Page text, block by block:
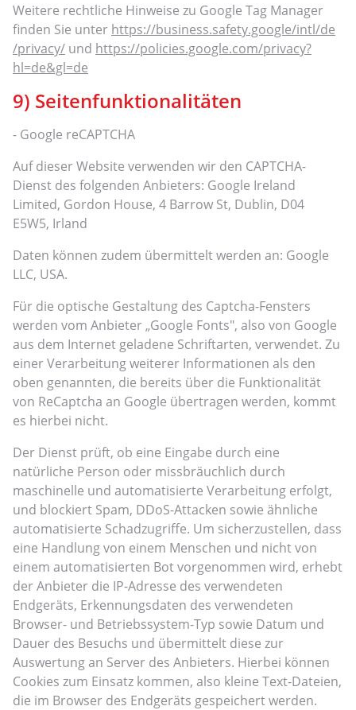
Weitere rechtliche Hinweise zu Google Tag Manager
finden Sie unter https://business.safety.google/intl/de
/privacy/ und https://policies.google.com/privacy?
hl=de&gl=de
9) Seitenfunktionalitäten
- Google reCAPTCHA
Auf dieser Website verwenden wir den CAPTCHA-
Dienst des folgenden Anbieters: Google Ireland
Limited, Gordon House, 4 Barrow St, Dublin, D04
E5W5, Irland
Daten können zudem übermittelt werden an: Google
LLC, USA.
Für die optische Gestaltung des Captcha-Fensters
werden vom Anbieter „Google Fonts", also von Google
aus dem Internet geladene Schriftarten, verwendet. Zu
einer Verarbeitung weiterer Informationen als den
oben genannten, die bereits über die Funktionalität
von ReCaptcha an Google übertragen werden, kommt
es hierbei nicht.
Der Dienst prüft, ob eine Eingabe durch eine
natürliche Person oder missbräuchlich durch
maschinelle und automatisierte Verarbeitung erfolgt,
und blockiert Spam, DDoS-Attacken sowie ähnliche
automatisierte Schadzugriffe. Um sicherzustellen, dass
eine Handlung von einem Menschen und nicht von
einem automatisierten Bot vorgenommen wird, erhebt
der Anbieter die IP-Adresse des verwendeten
Endgeräts, Erkennungsdaten des verwendeten
Browser- und Betriebssystem-Typ sowie Datum und
Dauer des Besuchs und übermittelt diese zur
Auswertung an Server des Anbieters. Hierbei können
Cookies zum Einsatz kommen, also kleine Text-Dateien,
die im Browser des Endgeräts gespeichert werden.